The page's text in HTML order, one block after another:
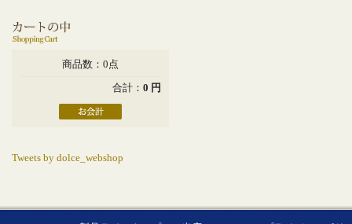
商品数：0点
合計： 0 円
Tweets by dolce_webshop